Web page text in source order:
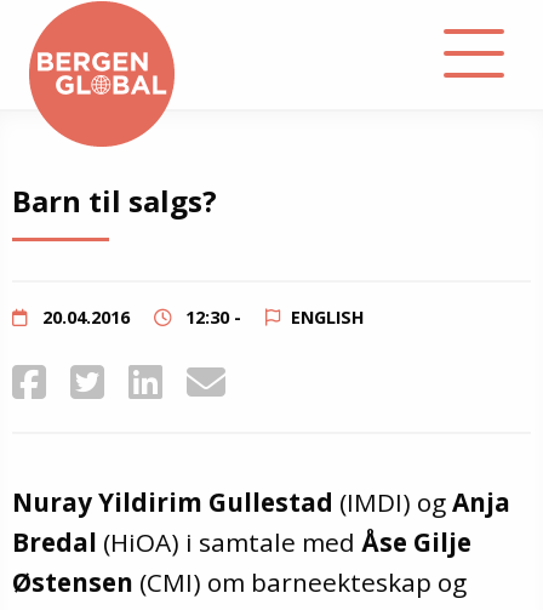
Library
Barn til salgs?
20.04.2016 12:30 - ENGLISH
Nuray Yildirim Gullestad (IMDI) ogAnja
Bredal (HiOA) i samtale med Åse Gilje
Østensen (CMI) om barneekteskap og